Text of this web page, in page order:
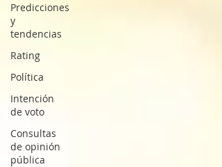
Predicciones
y
tendencias
Rating
Política
Intención
de voto
Consultas
de opinión
pública